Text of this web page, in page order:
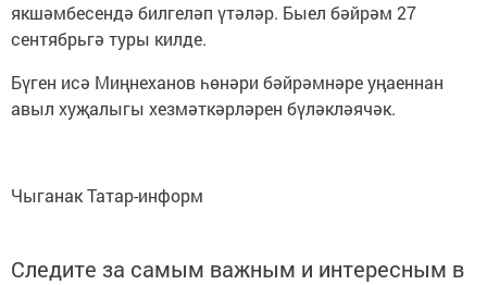
якшәмбесендә билгеләп үтәләр. Быел бәйрәм 27
сентябрьгә туры килде.
Бүген исә Миңнеханов һөнәри бәйрәмнәре уңаеннан
авыл хуҗалыгы хезмәткәрләрен бүләкләячәк.
Чыганак Татар-информ
Следите за самым важным и интересным в